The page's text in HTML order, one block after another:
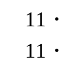
11 ・
11 ・